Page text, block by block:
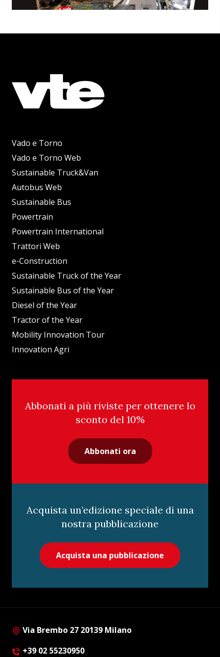
Vado e Torno
Vado e Torno Web
Sustainable Truck&Van
Autobus Web
Sustainable Bus
Powertrain
Powertrain International
Trattori Web
e-Construction
Sustainable Truck of the Year
Sustainable Bus of the Year
Diesel of the Year
Tractor of the Year
Mobility Innovation Tour
Innovation Agri
Abbonati a più riviste per ottenere lo
sconto del 10%
Abbonati ora
Acquista un’edizione speciale di una
nostra pubblicazione
Acquista una pubblicazione
Via Brembo 27 20139 Milano
+39 02 55230950